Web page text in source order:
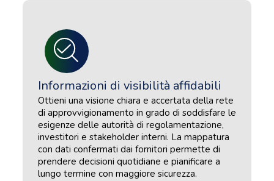
Informazioni di visibilità affidabili
Ottieni una visione chiara e accertata della rete
di approvvigionamento in grado di soddisfare le
esigenze delle autorità di regolamentazione,
investitori e stakeholder interni. La mappatura
con dati confermati dai fornitori permette di
prendere decisioni quotidiane e pianificare a
lungo termine con maggiore sicurezza.